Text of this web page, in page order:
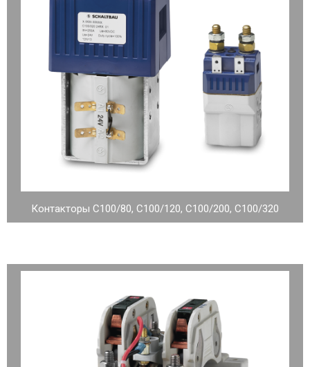
Контакторы C100/80, C100/120, C100/200, C100/320